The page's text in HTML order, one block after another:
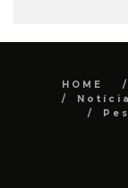
HOME